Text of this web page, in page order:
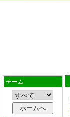
チーム